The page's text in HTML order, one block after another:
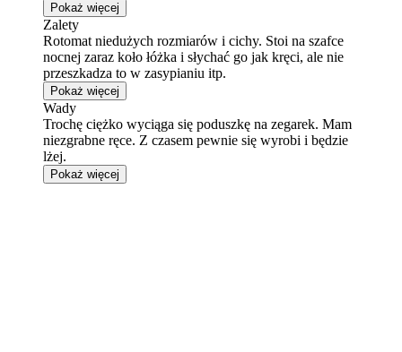
Pokaż więcej
Zalety
Rotomat niedużych rozmiarów i cichy. Stoi na szafce
nocnej zaraz koło łóżka i słychać go jak kręci, ale nie
przeszkadza to w zasypianiu itp.
Pokaż więcej
Wady
Trochę ciężko wyciąga się poduszkę na zegarek. Mam
niezgrabne ręce. Z czasem pewnie się wyrobi i będzie
lżej.
Pokaż więcej